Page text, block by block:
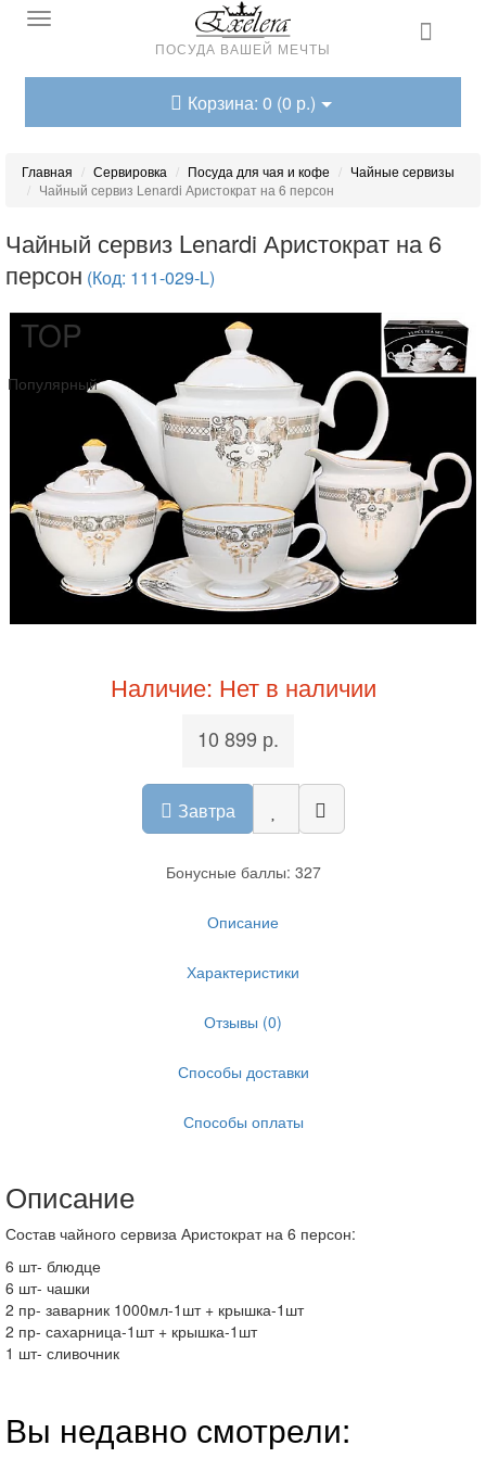
ПОСУДА ВАШЕЙ МЕЧТЫ
Корзина: 0 (0 р.)
Главная Сервировка Посуда для чая и кофе
Чайные сервизы
Чайный сервиз Lenardi Аристократ на 6 персон
Чайный сервиз Lenardi Аристократ на 6
персон (Код: 111-029-L)
TOP
Популярный
Наличие: Нет в наличии
10 899 р.
Завтра
Бонусные баллы: 327
Описание
Характеристики
Отзывы (0)
Способы доставки
Способы оплаты
Описание
Состав чайного сервиза Аристократ на 6 персон:
6 шт- блюдце
6 шт- чашки
2 пр- заварник 1000мл-1шт + крышка-1шт
2 пр- сахарница-1шт + крышка-1шт
1 шт- сливочник
Вы недавно смотрели: